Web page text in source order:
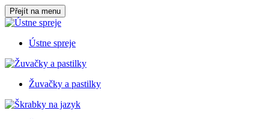
Přejít na menu
Ústne spreje
Žuvačky a pastilky